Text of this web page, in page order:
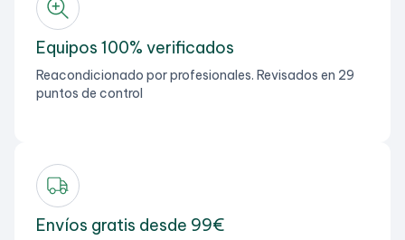
Equipos 100% verificados
Reacondicionado por profesionales. Revisados en 29
puntos de control
Envíos gratis desde 99€